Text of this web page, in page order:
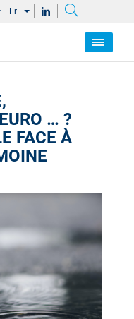
Fr
… ?
FACE À